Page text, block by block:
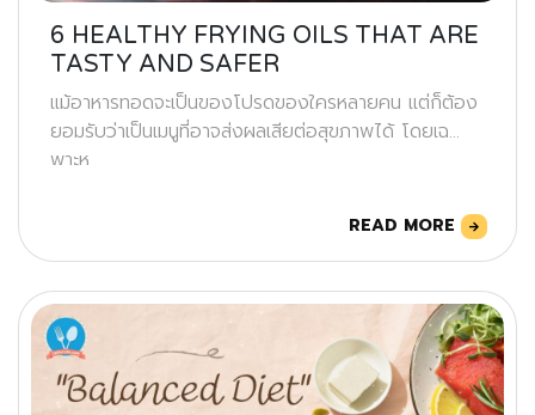
6 HEALTHY FRYING OILS THAT ARE
TASTY AND SAFER
แม้อาหารทอดจะเป็นของโปรดของใครหลายคน แต่ก็ต้อง
ยอมรับว่าเป็นเมนูที่อาจส่งผลเสียต่อสุขภาพได้ โดยเฉ
พาะห
READ MORE